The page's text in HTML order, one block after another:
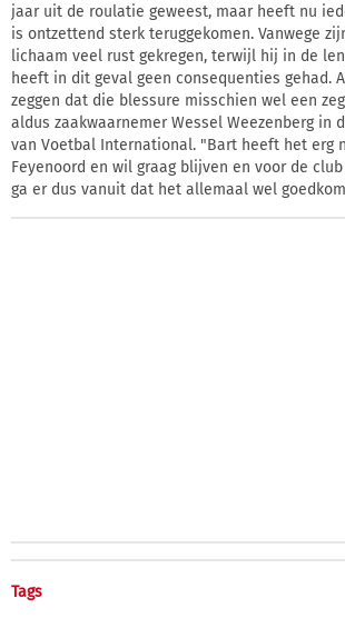
jaar uit de roulatie geweest, maar heeft nu
is ontzettend sterk teruggekomen. Vanwege
lichaam veel rust gekregen, terwijl hij in de
heeft in dit geval geen consequenties gehad.
zeggen dat die blessure misschien wel een
aldus zaakwaarnemer Wessel Weezenberg in
van Voetbal International. "Bart heeft het erg
Feyenoord en wil graag blijven en voor de
ga er dus vanuit dat het allemaal wel
Tags